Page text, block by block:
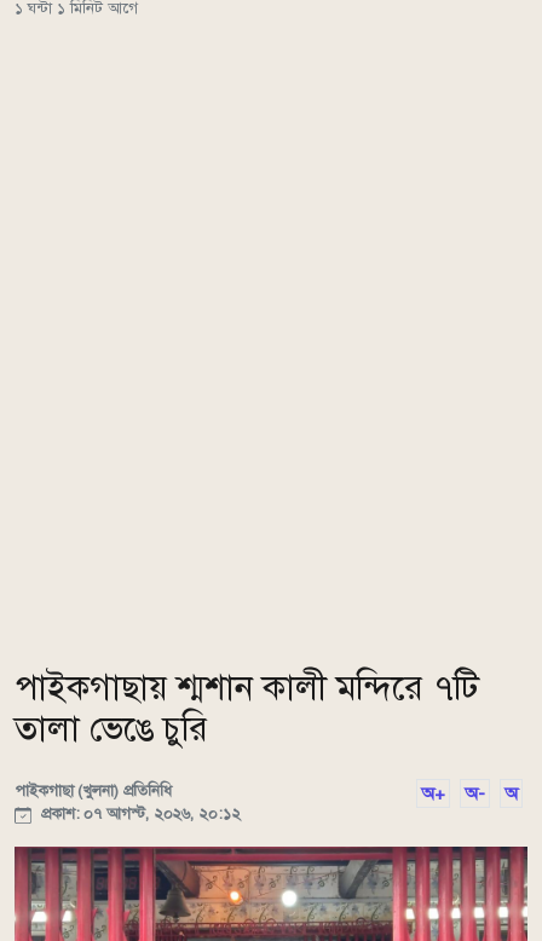
১ ঘন্টা ১ মিনিট আগে
পাইকগাছায় শ্মশান কালী মন্দিরে ৭টি
তালা ভেঙে চুরি
পাইকগাছা (খুলনা) প্রতিনিধি
প্রকাশ: ০৭ আগস্ট, ২০২৬, ২০:১২
অ+ অ- অ